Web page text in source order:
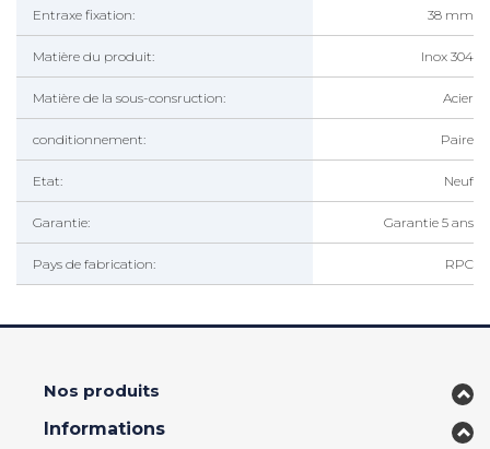
Entraxe fixation: 38 mm
Matière du produit: Inox 304
Matière de la sous-consruction: Acier
conditionnement: Paire
Etat: Neuf
Garantie: Garantie 5 ans
Pays de fabrication: RPC
Nos produits
Informations